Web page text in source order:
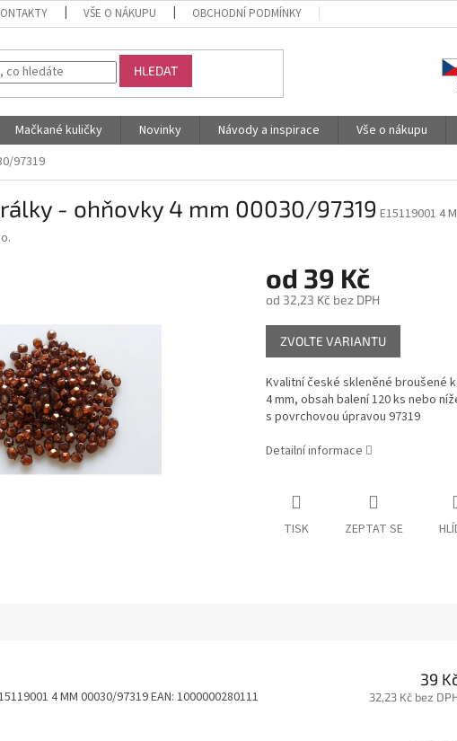
VŠE O NÁKUPU OBCHODNÍ PODMÍNKY PODMÍNKY OCHRANY
HLEDAT
Mačkané kuličky Novinky Návody a inspirace Vše o nákupu
97319
- ohňovky 4 mm 00030/97319 E15119001 4
od 39 Kč
od 32,23 Kčbez DPH
Měrná
cena:
ZVOLTE VARIANTU
Kvalitní české skleněné broušené
4 mm, obsah balení 120 ks nebo
s povrchovou úpravou 97319
Detailní informace
TISK ZEPTAT SE
4 MM 00030/97319EAN: 1000000280111
39
32,23 Kč bez